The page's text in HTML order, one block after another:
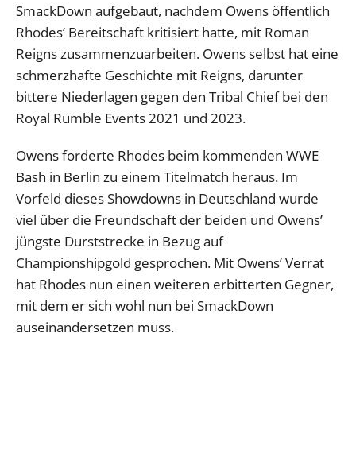
SmackDown aufgebaut, nachdem Owens öffentlich
Rhodes‘ Bereitschaft kritisiert hatte, mit Roman
Reigns zusammenzuarbeiten. Owens selbst hat eine
schmerzhafte Geschichte mit Reigns, darunter
bittere Niederlagen gegen den Tribal Chief bei den
Royal Rumble Events 2021 und 2023.
Owens forderte Rhodes beim kommenden WWE
Bash in Berlin zu einem Titelmatch heraus. Im
Vorfeld dieses Showdowns in Deutschland wurde
viel über die Freundschaft der beiden und Owens’
jüngste Durststrecke in Bezug auf
Championshipgold gesprochen. Mit Owens’ Verrat
hat Rhodes nun einen weiteren erbitterten Gegner,
mit dem er sich wohl nun bei SmackDown
auseinandersetzen muss.